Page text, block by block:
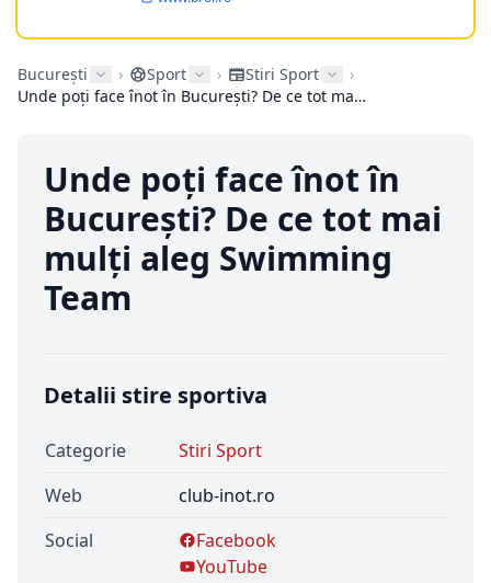
Incepand din anul 2009 clinica isi
ultramodern.
București › Sport › Stiri Sport
›
Unde poți face înot în București? De ce tot mai mulți aleg Swimming Team
Unde poți face înot în
București? De ce tot mai
mulți aleg Swimming
Team
Detalii stire sportiva
Categorie
Stiri Sport
Web
club-inot.ro
Social
Facebook
YouTube